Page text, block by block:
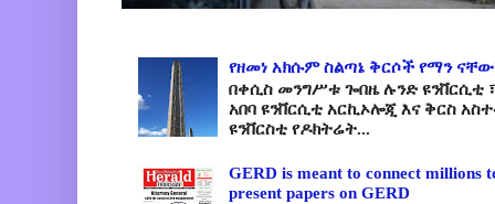
የዘመነ አክሱም ስልጣኔ ቅርሶች የማን
በቀሲስ መንግሥቱ ጐበዜ ሉንድ ዩንቨርሲቲ
አበባ ዩንቨርሲቲ አርኪኦሎጂ እና ቅርስ
ዩንቨርስቲ የዶክትሬት...
GERD is meant to connect millions
present papers on GERD